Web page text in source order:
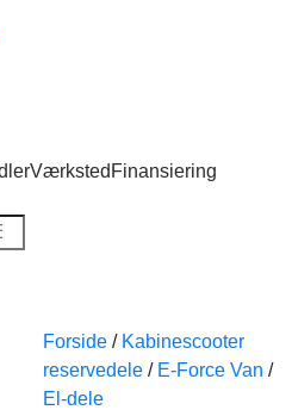
Værksted Finansiering
Forside / Kabinescooter
reservedele / E-Force Van /
El-dele